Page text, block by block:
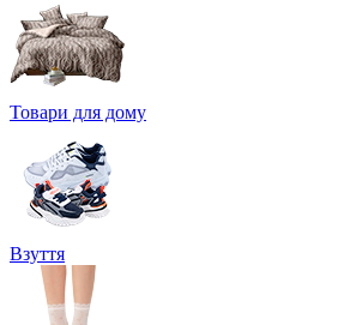
Товари для дому
Взуття